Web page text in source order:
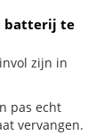
batterij te
zijn in
pas echt
vervangen.